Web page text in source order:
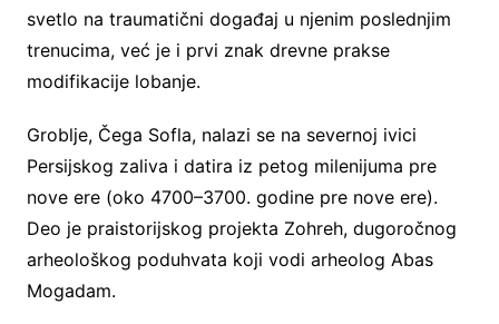
svetlo na traumatični događaj u njenim poslednjim
trenucima, već je i prvi znak drevne prakse
modifikacije lobanje.
Groblje, Čega Sofla, nalazi se na severnoj ivici
Persijskog zaliva i datira iz petog milenijuma pre
nove ere (oko 4700–3700. godine pre nove ere).
Deo je praistorijskog projekta Zohreh, dugoročnog
arheološkog poduhvata koji vodi arheolog Abas
Mogadam.